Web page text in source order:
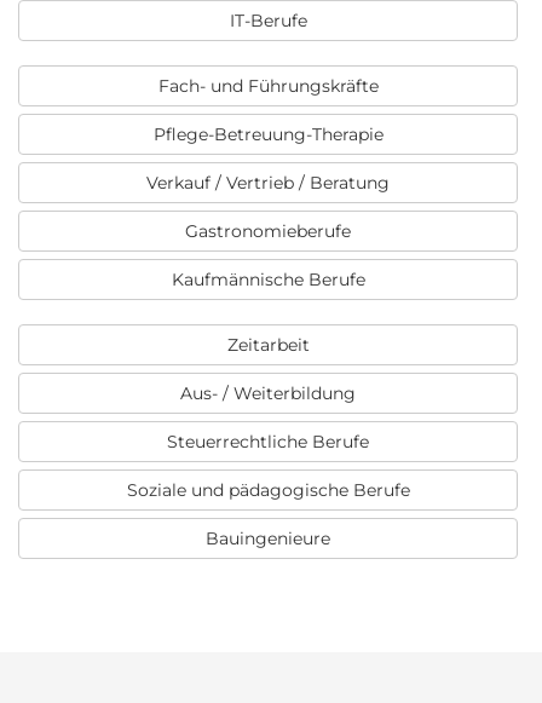
IT-Berufe
Fach- und Führungskräfte
Pflege-Betreuung-Therapie
Verkauf / Vertrieb / Beratung
Gastronomieberufe
Kaufmännische Berufe
Zeitarbeit
Aus- / Weiterbildung
Steuerrechtliche Berufe
Soziale und pädagogische Berufe
Bauingenieure